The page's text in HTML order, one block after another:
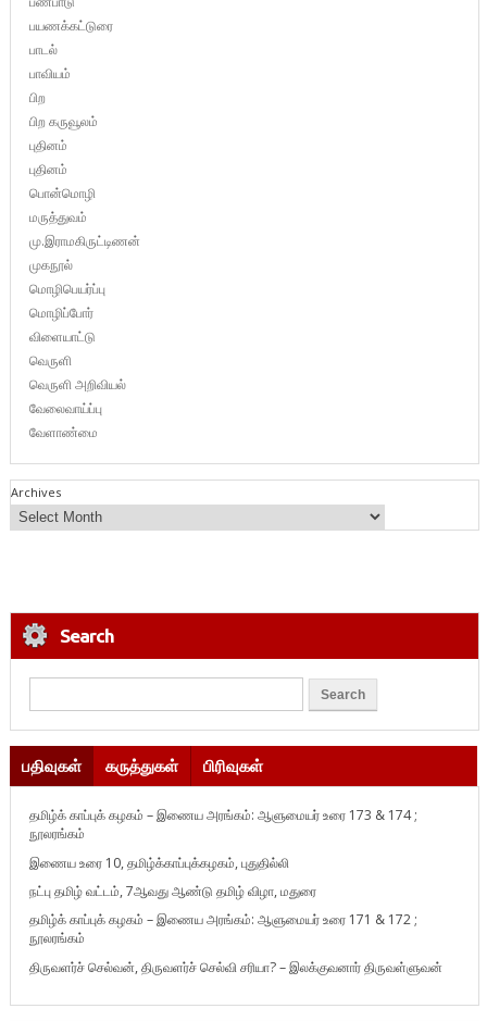
பயணக்கட்டுரை
பாடல்
பாவியம்
பிற
பிற கருவூலம்
புதினம்
புதினம்
பொன்மொழி
மருத்துவம்
மு.இராமகிருட்டிணன்
முகநூல்
மொழிபெயர்ப்பு
மொழிப்போர்
விளையாட்டு
வெருளி
வெருளி அறிவியல்
வேலைவாய்ப்பு
வேளாண்மை
Archives
Search
பதிவுகள் கருத்துகள் பிரிவுகள்
தமிழ்க் காப்புக் கழகம் – இணைய அரங்கம்: ஆளுமையர் உரை 173 & 174 ;
நூலரங்கம்
இணைய உரை 10, தமிழ்க்காப்புக்கழகம், புதுதில்லி
நட்பு தமிழ் வட்டம், 7ஆவது ஆண்டு தமிழ் விழா, மதுரை
தமிழ்க் காப்புக் கழகம் – இணைய அரங்கம்: ஆளுமையர் உரை 171 & 172 ;
நூலரங்கம்
திருவளர்ச் செல்வன், திருவளர்ச் செல்வி சரியா? – இலக்குவனார் திருவள்ளுவன்